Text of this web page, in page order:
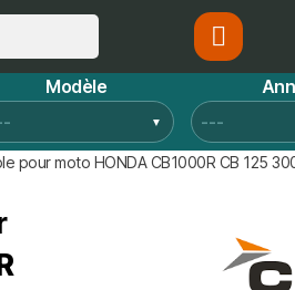
Modèle
pour moto HONDA CB1000R CB 125